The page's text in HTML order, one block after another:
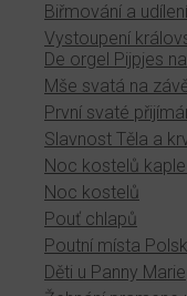
Biřmování a
Vystoupení
De orgel Pijpjes
Mše svatá na
První svaté
Slavnost Těla a
Noc kostelů
Noc kostelů
Pouť chlapů
Poutní místa
Děti u Panny Marie